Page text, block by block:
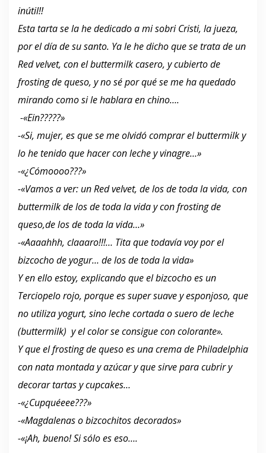
inútil!!
Esta tarta se la he dedicado a mi sobri Cristi, la jueza,
por el día de su santo. Ya le he dicho que se trata de un
Red velvet, con el buttermilk casero, y cubierto de
frosting de queso, y no sé por qué se me ha quedado
mirando como si le hablara en chino….
-«Ein?????»
-«Si, mujer, es que se me olvidó comprar el buttermilk y
lo he tenido que hacer con leche y vinagre…»
-«¿Cómoooo???»
-«Vamos a ver: un Red velvet, de los de toda la vida, con
buttermilk de los de toda la vida y con frosting de
queso,de los de toda la vida…»
-«Aaaahhh, claaaro!!!… Tita que todavía voy por el
bizcocho de yogur… de los de toda la vida»
Y en ello estoy, explicando que el bizcocho es un
Terciopelo rojo, porque es super suave y esponjoso, que
no utiliza yogurt, sino leche cortada o suero de leche
(buttermilk) y el color se consigue con colorante».
Y que el frosting de queso es una crema de Philadelphia
con nata montada y azúcar y que sirve para cubrir y
decorar tartas y cupcakes…
-«¿Cupquéeee???»
-«Magdalenas o bizcochitos decorados»
-«¡Ah, bueno! Si sólo es eso….